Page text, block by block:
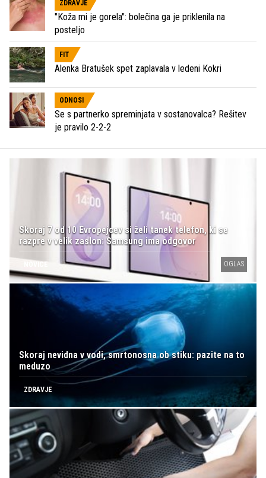
ZDRAVJE
"Koža mi je gorela": bolečina ga je priklenila na
posteljo
FIT
Alenka Bratušek spet zaplavala v ledeni Kokri
ODNOSI
Se s partnerko spreminjata v sostanovalca? Rešitev
je pravilo 2-2-2
Skoraj 7 od 10 Evropejcev si želi tanek telefon, ki se
razpre v velik zaslon: Samsung ima odgovor
OGLAS
Skoraj nevidna v vodi, smrtonosna ob stiku: pazite na to
meduzo
ZDRAVJE